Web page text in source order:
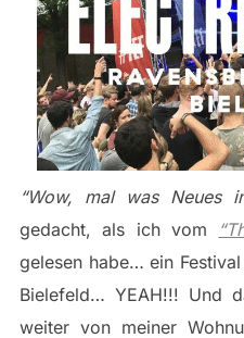
“Wow, mal was Neues
gedacht, als ich vom
gelesen habe… ein
Bielefeld… YEAH!!! Und
weiter von meiner